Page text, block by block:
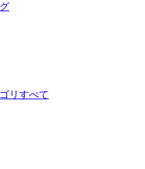
リすべて